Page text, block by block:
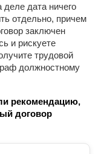
дата ничего
отдельно, причем
заключен
и рискуете
трудовой
должностному
рекомендацию,
договор